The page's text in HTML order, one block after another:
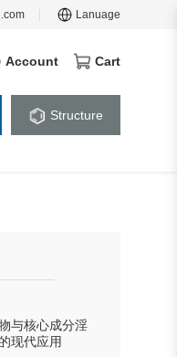
Lanuage
Account Cart
Structure
与核心成分淫
现代应用